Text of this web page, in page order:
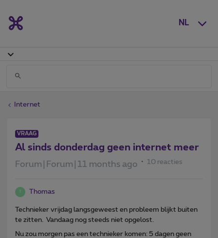
NL
Internet
VRAAG
Al sinds donderdag geen internet meer
Forum|Forum|11 months ago 10 reacties
Thomas
Technieker vrijdag langsgeweest en probleem blijkt buiten
te zitten. Vandaag nog steeds niet opgelost.
Nu zou morgen pas een technieker komen: 5 dagen geen